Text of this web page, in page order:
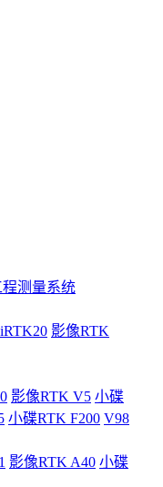
程测量系统
影像RTK
影像RTK V5 小碟
小碟RTK F200 V98
影像RTK A40 小碟